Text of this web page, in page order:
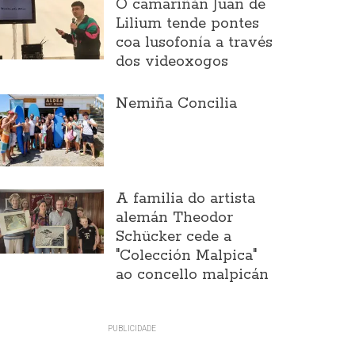
O camariñán Juan de
Lilium tende pontes
coa lusofonía a través
dos videoxogos
Nemiña Concilia
A familia do artista
alemán Theodor
Schücker cede a
"Colección Malpica"
ao concello malpicán